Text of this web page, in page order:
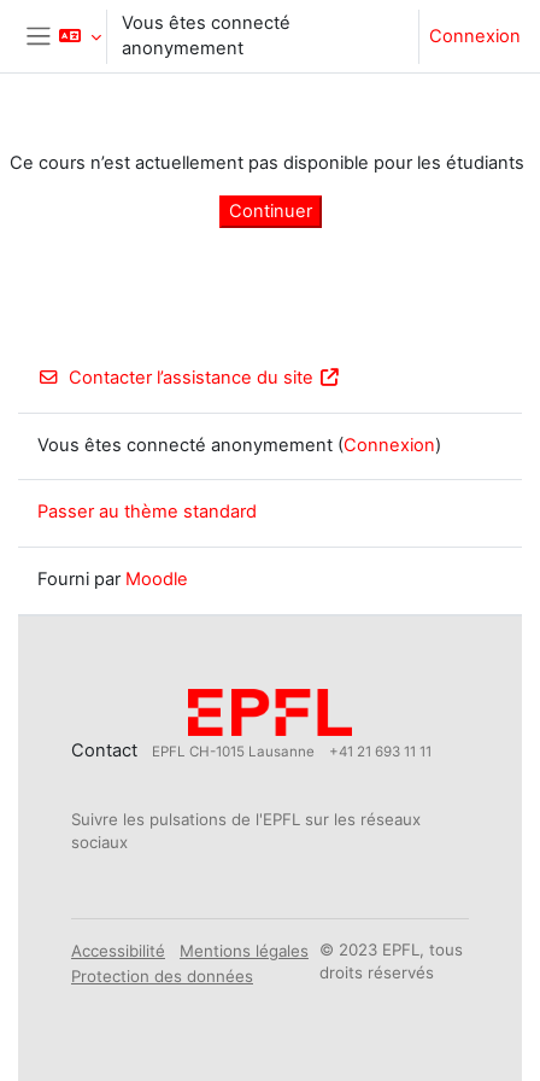
Passer au contenu principal
Panneau latéral
Vous êtes connecté
anonymement
Connexion
Ce cours n’est actuellement pas disponible pour les étudiants
Continuer
Contacter l’assistance du site
Vous êtes connecté anonymement (Connexion)
Passer au thème standard
Fourni par Moodle
Contact EPFL CH-1015 Lausanne +41 21 693 11 11
Suivre les pulsations de l'EPFL sur les réseaux
sociaux
Accessibilité
Mentions légales
Protection des données
© 2023 EPFL, tous
droits réservés